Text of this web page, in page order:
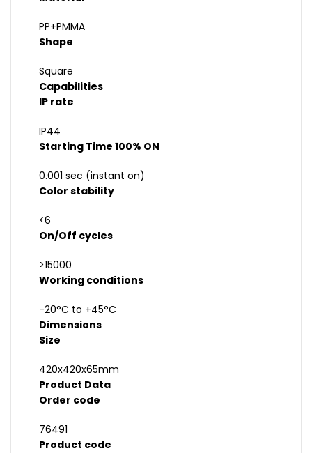
PP+PMMA
Shape
Square
Capabilities
IP rate
IP44
Starting Time 100% ON
0.001 sec (instant on)
Color stability
<6
On/Off cycles
>15000
Working conditions
-20°C to +45°C
Dimensions
Size
420x420x65mm
Product Data
Order code
76491
Product code